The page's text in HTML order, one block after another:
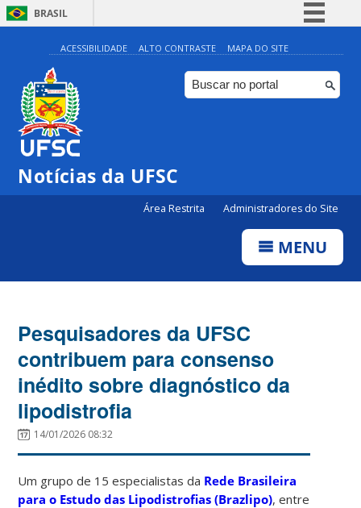
BRASIL
Simplifique!
Comunica BR
Participe
ACESSIBILIDADE ALTO CONTRASTE MAPA DO SITE
Notícias da UFSC
Área Restrita Administradores do Site
MENU
Pesquisadores da UFSC
contribuem para consenso
inédito sobre diagnóstico da
lipodistrofia
14/01/2026 08:32
Um grupo de 15 especialistas da Rede Brasileira
para o Estudo das Lipodistrofias (Brazlipo), entre